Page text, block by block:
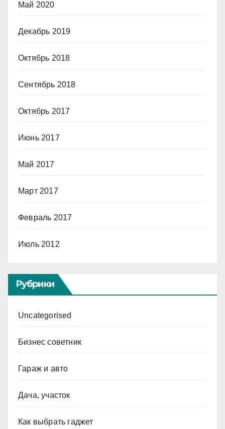
Май 2020
Декабрь 2019
Октябрь 2018
Сентябрь 2018
Октябрь 2017
Июнь 2017
Май 2017
Март 2017
Февраль 2017
Июль 2012
Рубрики
Uncategorised
Бизнес советник
Гараж и авто
Дача, участок
Как выбрать гаджет